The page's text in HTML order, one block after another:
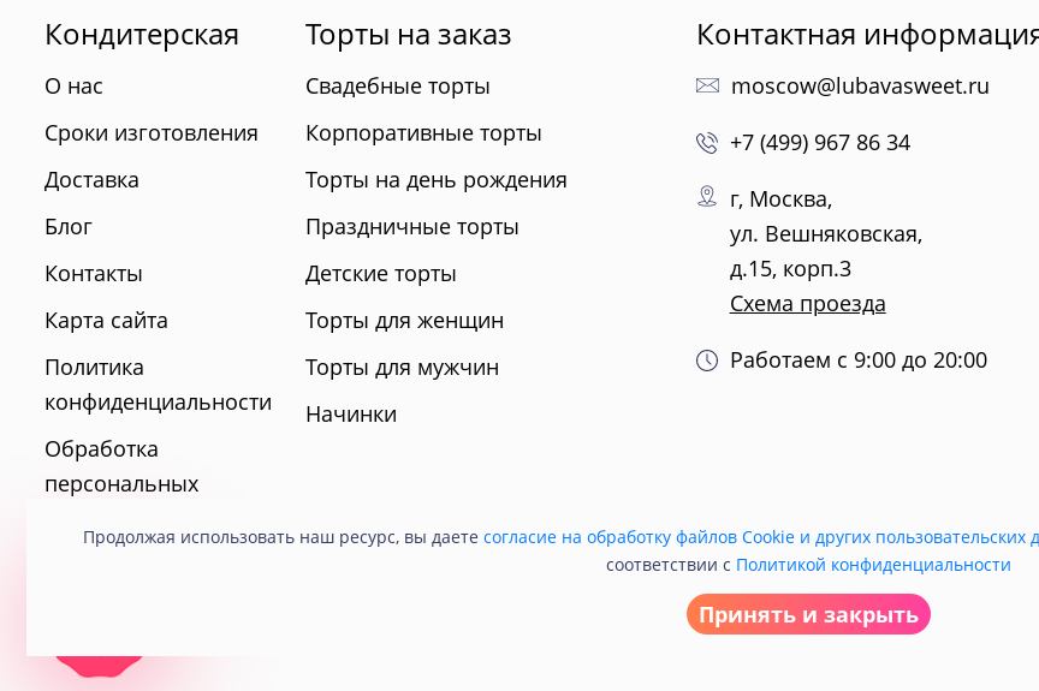
Кондитерская
О нас
Сроки изготовления
Доставка
Блог
Контакты
Карта сайта
Политика
конфиденциальности
Обработка
персональных
Торты на заказ
Свадебные торты
Корпоративные торты
Торты на день рождения
Праздничные торты
Детские торты
Торты для женщин
Торты для мужчин
Начинки
Контактная
moscow@lubavasweet.ru
+7 (499) 967 86 34
г, Москва,
ул. Вешняковская,
д.15, корп.3
Схема проезда
Работаем с 9:00 до 20:00
Продолжая использовать наш ресурс, вы даете согласие на обработку файлов Cookie и других
соответствии с Политикой конфиденциальности
Принять и закрыть